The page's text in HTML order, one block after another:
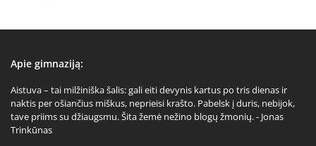
Apie gimnaziją:
Aistuva – tai milžiniška šalis: gali eiti devynis kartus po tris dienas ir
naktis per ošiančius miškus, neprieisi krašto. Pabelsk į duris, nebijok,
tave priims su džiaugsmu. Šita žemė nežino blogų žmonių. - Jonas
Trinkūnas